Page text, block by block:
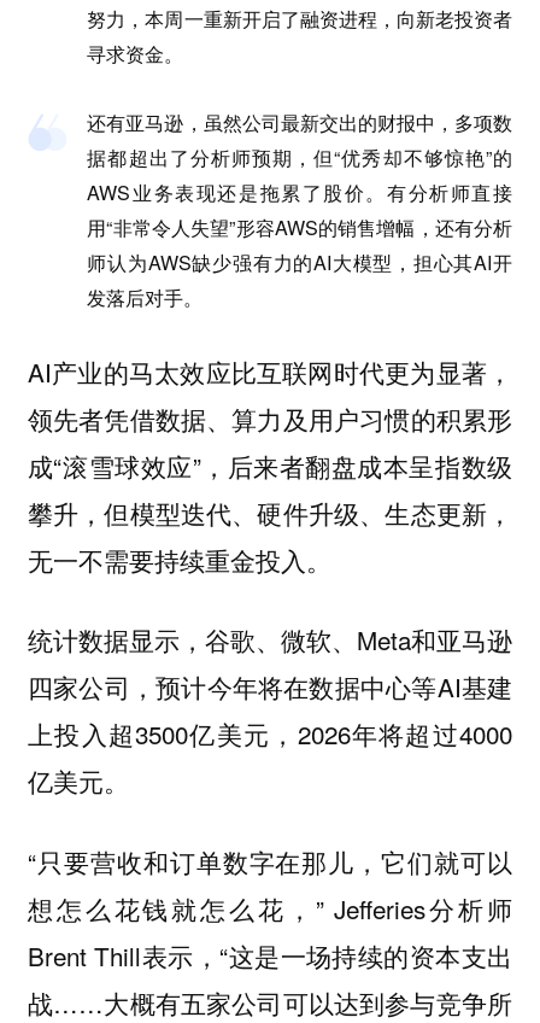
努力，本周一重新开启了融资进程，向新老投资者
寻求资金。
还有亚马逊，虽然公司最新交出的财报中，多项数
据都超出了分析师预期，但“优秀却不够惊艳”的
AWS业务表现还是拖累了股价。有分析师直接
用“非常令人失望”形容AWS的销售增幅，还有分析
师认为AWS缺少强有力的AI大模型，担心其AI开
发落后对手。
AI产业的马太效应比互联网时代更为显著，
领先者凭借数据、算力及用户习惯的积累形
成“滚雪球效应”，后来者翻盘成本呈指数级
攀升，但模型迭代、硬件升级、生态更新，
无一不需要持续重金投入。
统计数据显示，谷歌、微软、Meta和亚马逊
四家公司，预计今年将在数据中心等AI基建
上投入超3500亿美元，2026年将超过4000
亿美元。
“只要营收和订单数字在那儿，它们就可以
想怎么花钱就怎么花，” Jefferies分析师
Brent Thill表示，“这是一场持续的资本支出
战……大概有五家公司可以达到参与竞争所